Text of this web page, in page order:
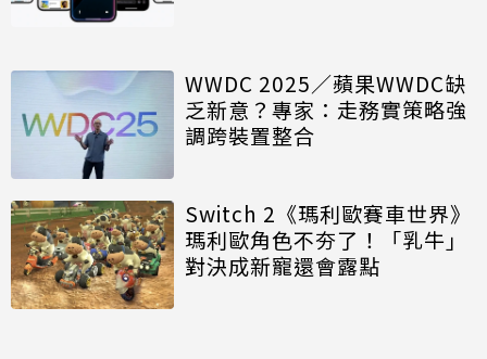
WWDC 2025／蘋果WWDC缺
乏新意？專家：走務實策略強
調跨裝置整合
Switch 2《瑪利歐賽車世界》
瑪利歐角色不夯了！「乳牛」
對決成新寵還會露點